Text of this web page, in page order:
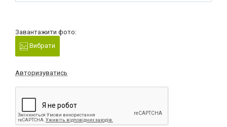
Завантажити фото:
Вибрати
Авторизуватись